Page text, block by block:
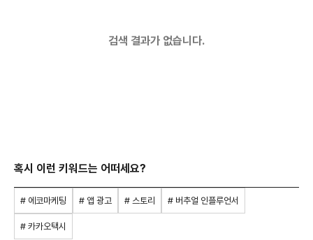
검색 결과가 없습니다.
혹시 이런 키워드는 어떠세요?
# 에코마케팅 # 앱 광고 # 스토리 # 버추얼 인플루언서
# 카카오택시